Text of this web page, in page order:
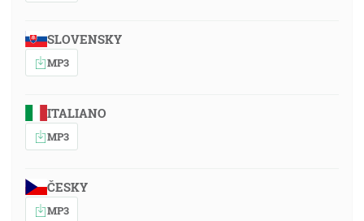
SLOVENSKY
MP3
ITALIANO
MP3
ČESKY
MP3